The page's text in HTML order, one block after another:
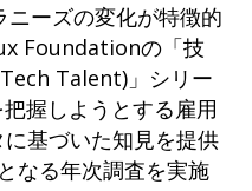
ーズの変化が特徴的
Foundationの「技
Talent)」シリー
握しようとする雇用
基づいた知見を提供
なる年次調査を実施